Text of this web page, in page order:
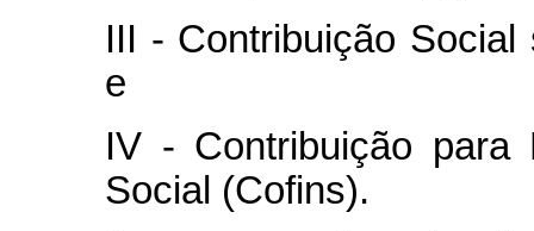
III - Contribuição
e
IV - Contribuição para
Social (Cofins).